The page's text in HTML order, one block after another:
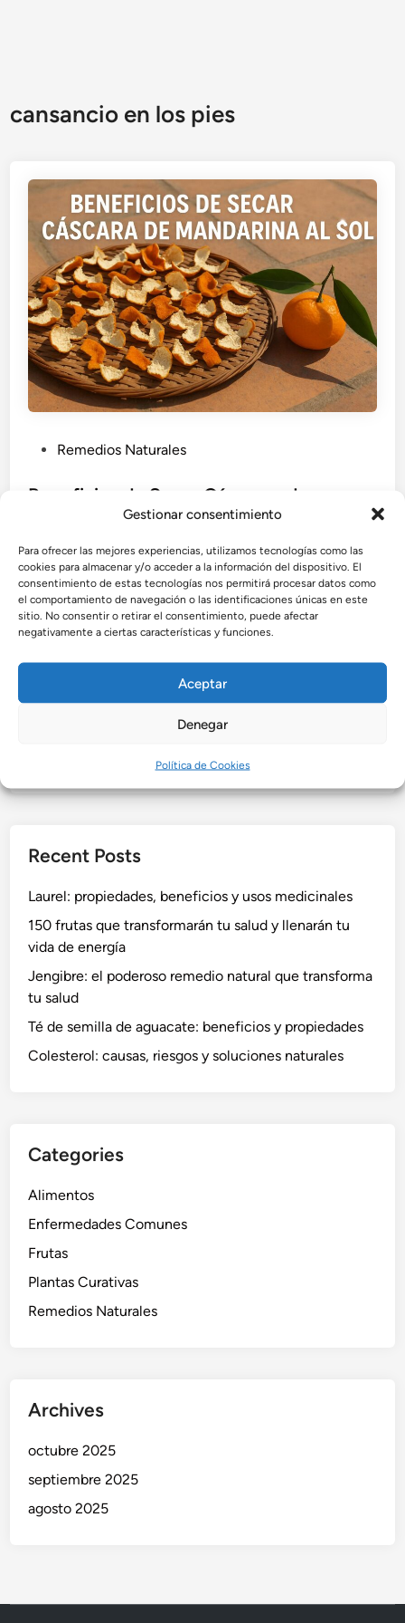
Gestionar consentimiento
Para ofrecer las mejores experiencias, utilizamos tecnologías como las
cookies para almacenar y/o acceder a la información del dispositivo. El
consentimiento de estas tecnologías nos permitirá procesar datos como
el comportamiento de navegación o las identificaciones únicas en este
sitio. No consentir o retirar el consentimiento, puede afectar
negativamente a ciertas características y funciones.
Aceptar
Denegar
Política de Cookies
cansancio en los pies
b
c
a
d
o
e
n
Remedios Naturales
Beneficios de Secar Cáscaras de
Mandarina al Sol
Beneficios de secar cáscaras de mandarina al sol:
aroma intenso, antioxidantes intactos y usos en
infusiones, limpieza, repostería y belleza natural.
porAdmin • agosto 2, 2025
Recent Posts
Laurel: propiedades, beneficios y usos medicinales
150 frutas que transformarán tu salud y llenarán tu
vida de energía
Jengibre: el poderoso remedio natural que transforma
tu salud
Té de semilla de aguacate: beneficios y propiedades
Colesterol: causas, riesgos y soluciones naturales
Categories
Alimentos
Enfermedades Comunes
Frutas
Plantas Curativas
Remedios Naturales
Archives
octubre 2025
septiembre 2025
agosto 2025